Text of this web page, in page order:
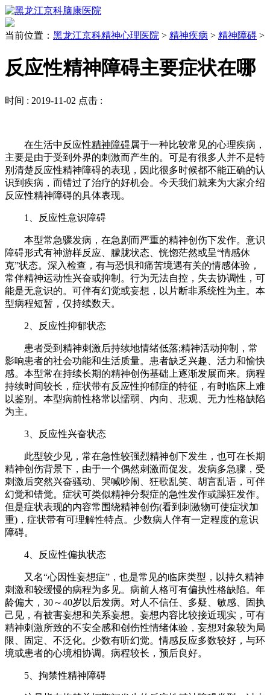
当前位置： 黑龙江京科精神心理医院 > 精神疾病 > 精神障碍 >
反应性精神障碍主要症状在哪
时间 : 2019-11-02 点击 :
在生活中反应性精神障碍属于一种比较常见的心理疾病，
主要是由于受到外界的刺激而产生的。可是有很多人并不是特
别清楚反应性精神障碍的表现，因此很多时候都不能正确的认
识到疾病，而错过了治疗的好机会。今天我们就来为大家介绍
反应性精神障碍的具体表现。
1、反应性意识障碍
本型常急骤发病，在急剧而严重的精神创伤下发作。意识
障碍形式有神游样反应、朦胧状态、恍惚茫然或呈“情感休
克”状态。深入检查，有与恐惧和痛苦境遇有关的情感体验，
常伴精神运动性兴奋或抑制。行为无法自控，失去协调性，可
能是无意识的。可伴有幻觉或妄想，以片断非系统性为主。本
型病程短暂，仅持续数天。
2、反应性抑郁状态
患者受到精神刺激后持续地情绪低落;精神活动抑制，常
影响患者的社会功能和生活质量。患者缺乏兴趣、活力和愉快
感。本型常在持续长期的精神创伤基础上逐渐发展而来。病程
持续时间较长，症状带有反应性抑郁症的特征，有时临床上难
以鉴别。本型病前性格常以懦弱、内向、悲观、无力性格缺陷
为主。
3、反应性兴奋状态
此型较少见，常在急性较强烈精神创下发生，也可在长期
精神创伤背景下，由于一个偶然刺激而促发。发病多急骤，受
刺激后突然兴奋骚动、哭喊吵闹、狂歌乱笑、胡言乱语，可伴
幻觉和错觉。症状可类似精神分裂症的急性发作或躁狂发作。
但是症状表现的内容常围绕精神创伤(看到刺激物可使症状加
重)，症状带有可理解性特点。少数病人伴有一定程度的意识
障碍。
4、反应性偏执状态
又名“心因性妄想症”，也是常见的临床类型，以持久精神
刺激和较缓慢的病程为多见。病前人格可有偏执性格缺陷。年
龄偏大，30～40岁以后发病。对人不信任、多疑、敏感、固执
己见，有被害妄想和关系妄想。妄想内容比较接近现实，可有
精神刺激所致的不安全感和创伤性情绪体验，妄想对象较为局
限、固定、不泛化。少数有听幻觉。情感反应多数较好，与环
境或患者的心境相协调。病程较长，预后良好。
5、拘禁性精神障碍